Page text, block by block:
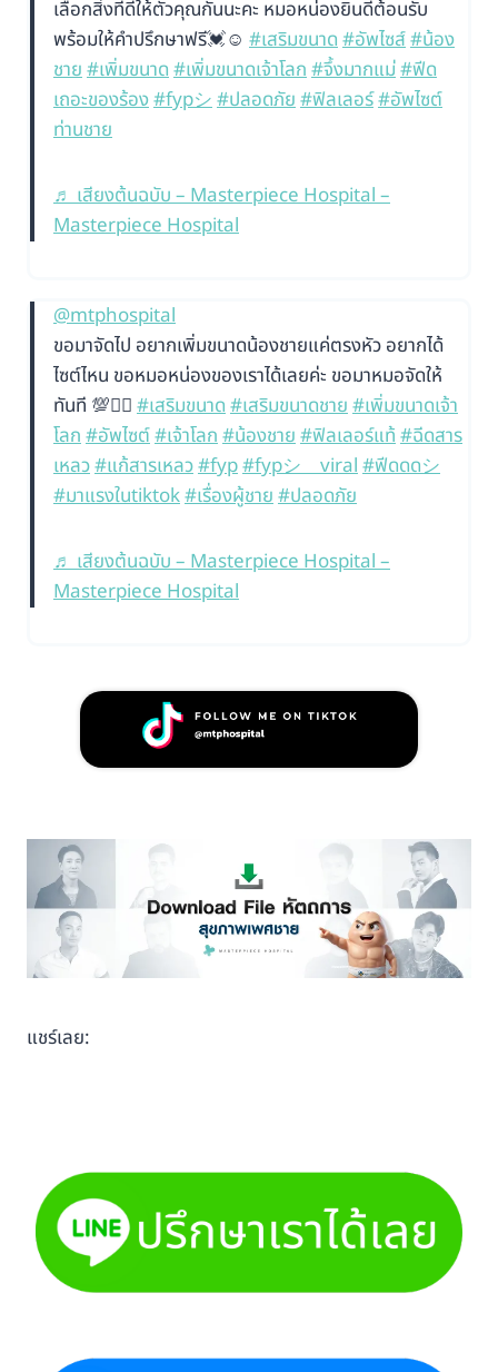
เลือกสิ่งที่ดีให้ตัวคุณกันนะคะ หมอหน่องยินดีต้อนรับ
พร้อมให้คำปรึกษาฟรี💓☺️ #เสริมขนาด#อัพไซส์#น้อง
ชาย#เพิ่มขนาด#เพิ่มขนาดเจ้าโลก#จึ้งมากแม่#ฟีด
เถอะของร้อง#fypシ#ปลอดภัย#ฟิลเลอร์#อัพไซต์
ท่านชาย
♬ เสียงต้นฉบับ – Masterpiece Hospital –
Masterpiece Hospital
@mtphospital
ขอมาจัดไป อยากเพิ่มขนาดน้องชายแค่ตรงหัว อยากได้
ไซต์ไหน ขอหมอหน่องของเราได้เลยค่ะ ขอมาหมอจัดให้
ทันที 💯❤️‍🔥#เสริมขนาด#เสริมขนาดชาย#เพิ่มขนาดเจ้า
โลก#อัพไซต์#เจ้าโลก#น้องชาย#ฟิลเลอร์แท้#ฉีดสาร
เหลว#แก้สารเหลว#fyp#fypシ゚viral#ฟีดดดシ
#มาแรงในtiktok#เรื่องผู้ชาย#ปลอดภัย
♬ เสียงต้นฉบับ – Masterpiece Hospital –
Masterpiece Hospital
แชร์เลย: